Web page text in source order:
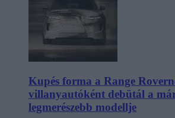
Kupés forma a Range
villanyautóként debütál a
legmerészebb modellje